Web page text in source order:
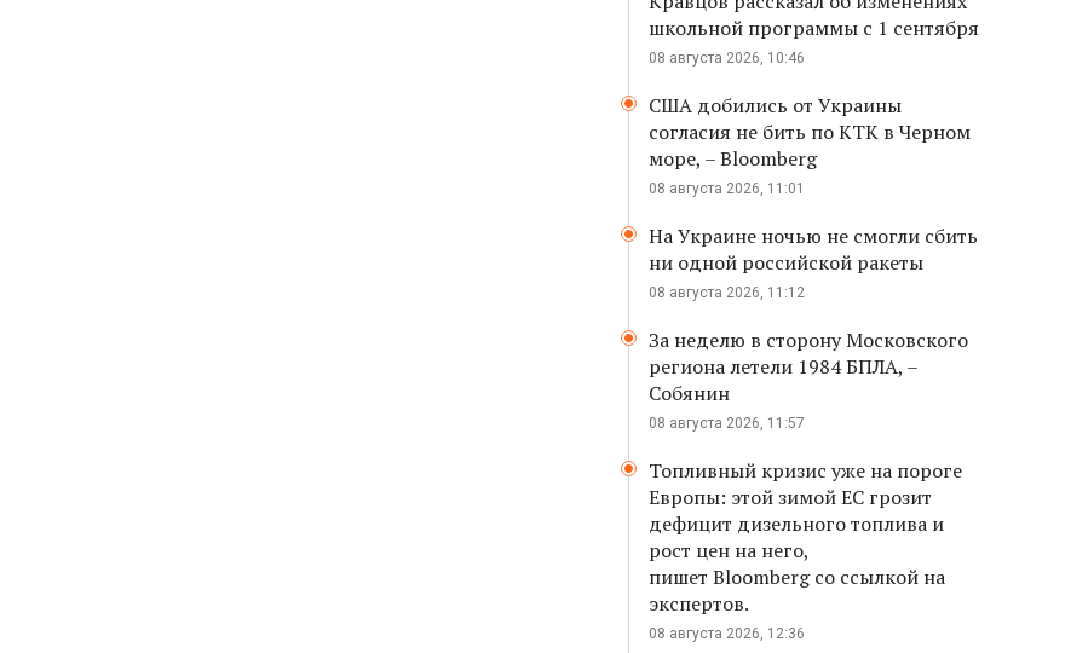
школьной программы с 1 сентября
08 августа 2026, 10:46
США добились от Украины
согласия не бить по КТК в Черном
море, – Bloomberg
08 августа 2026, 11:01
На Украине ночью не смогли сбить
ни одной российской ракеты
08 августа 2026, 11:12
За неделю в сторону Московского
региона летели 1984 БПЛА, –
Собянин
08 августа 2026, 11:57
Топливный кризис уже на пороге
Европы: этой зимой ЕС грозит
дефицит дизельного топлива и
рост цен на него,
пишет Bloomberg со ссылкой на
экспертов.
08 августа 2026, 12:36